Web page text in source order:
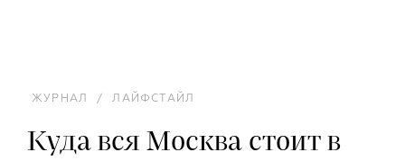
ЖУРНАЛ / ЛАЙФСТАЙЛ
Куда вся Москва стоит в